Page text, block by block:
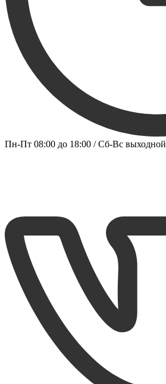
Пн-Пт 08:00 до 18:00 / Сб-Вс выходной